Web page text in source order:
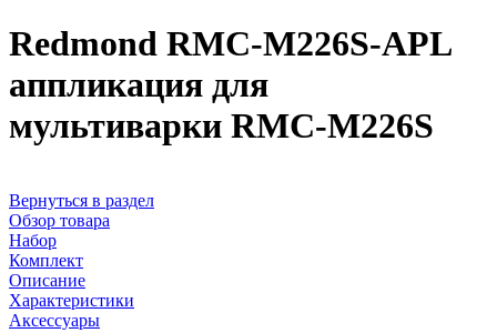
Redmond RMC-M226S-APL
аппликация для
мультиварки RMC-M226S
Вернуться в раздел
Обзор товара
Набор
Комплект
Описание
Характеристики
Аксессуары